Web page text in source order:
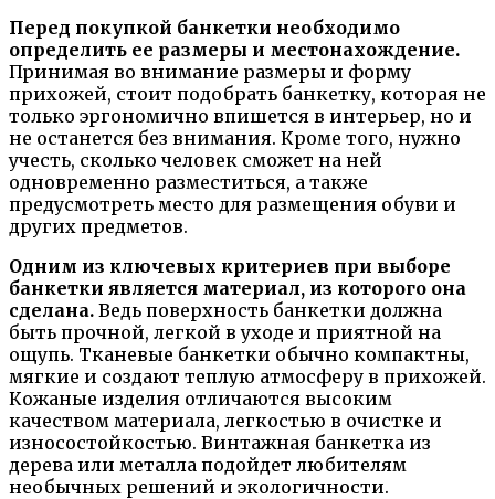
Перед покупкой банкетки необходимо
определить ее размеры и местонахождение.
Принимая во внимание размеры и форму
прихожей, стоит подобрать банкетку, которая не
только эргономично впишется в интерьер, но и
не останется без внимания. Кроме того, нужно
учесть, сколько человек сможет на ней
одновременно разместиться, а также
предусмотреть место для размещения обуви и
других предметов.
Одним из ключевых критериев при выборе
банкетки является материал, из которого она
сделана. Ведь поверхность банкетки должна
быть прочной, легкой в уходе и приятной на
ощупь. Тканевые банкетки обычно компактны,
мягкие и создают теплую атмосферу в прихожей.
Кожаные изделия отличаются высоким
качеством материала, легкостью в очистке и
износостойкостью. Винтажная банкетка из
дерева или металла подойдет любителям
необычных решений и экологичности.